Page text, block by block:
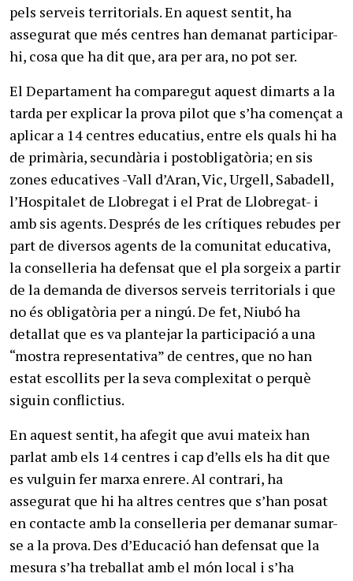
pels serveis territorials. En aquest sentit, ha
assegurat que més centres han demanat participar-
hi, cosa que ha dit que, ara per ara, no pot ser.
El Departament ha comparegut aquest dimarts a la
tarda per explicar la prova pilot que s’ha començat a
aplicar a 14 centres educatius, entre els quals hi ha
de primària, secundària i postobligatòria; en sis
zones educatives -Vall d’Aran, Vic, Urgell, Sabadell,
l’Hospitalet de Llobregat i el Prat de Llobregat- i
amb sis agents. Després de les crítiques rebudes per
part de diversos agents de la comunitat educativa,
la conselleria ha defensat que el pla sorgeix a partir
de la demanda de diversos serveis territorials i que
no és obligatòria per a ningú. De fet, Niubó ha
detallat que es va plantejar la participació a una
“mostra representativa” de centres, que no han
estat escollits per la seva complexitat o perquè
siguin conflictius.
En aquest sentit, ha afegit que avui mateix han
parlat amb els 14 centres i cap d’ells els ha dit que
es vulguin fer marxa enrere. Al contrari, ha
assegurat que hi ha altres centres que s’han posat
en contacte amb la conselleria per demanar sumar-
se a la prova. Des d’Educació han defensat que la
mesura s’ha treballat amb el món local i s’ha